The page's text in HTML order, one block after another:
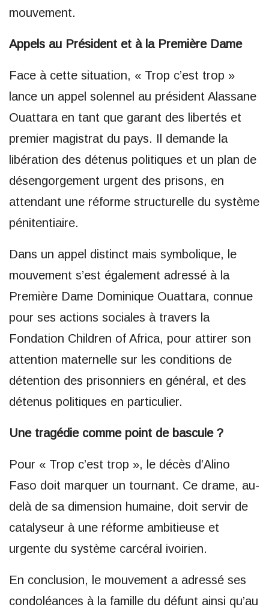
mouvement.
Appels au Président et à la Première Dame
Face à cette situation, « Trop c’est trop »
lance un appel solennel au président Alassane
Ouattara en tant que garant des libertés et
premier magistrat du pays. Il demande la
libération des détenus politiques et un plan de
désengorgement urgent des prisons, en
attendant une réforme structurelle du système
pénitentiaire.
Dans un appel distinct mais symbolique, le
mouvement s’est également adressé à la
Première Dame Dominique Ouattara, connue
pour ses actions sociales à travers la
Fondation Children of Africa, pour attirer son
attention maternelle sur les conditions de
détention des prisonniers en général, et des
détenus politiques en particulier.
Une tragédie comme point de bascule ?
Pour « Trop c’est trop », le décès d’Alino
Faso doit marquer un tournant. Ce drame, au-
delà de sa dimension humaine, doit servir de
catalyseur à une réforme ambitieuse et
urgente du système carcéral ivoirien.
En conclusion, le mouvement a adressé ses
condoléances à la famille du défunt ainsi qu’au